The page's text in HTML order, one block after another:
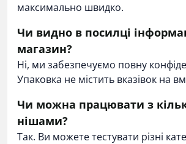
максимально швидко.
Чи видно в посилці
магазин?
Ні, ми забезпечуємо повну
Упаковка не містить вказівок на
Чи можна працювати з
нішами?
Так. Ви можете тестувати різні